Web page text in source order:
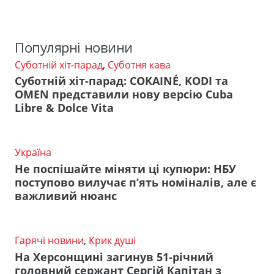
Популярні новини
Суботній хіт-парад, Суботня кава
Суботній хіт-парад: COKAINÉ, KODI та
OMEN представили нову версію Cuba
Libre & Dolce Vita
Україна
Не поспішайте міняти ці купюри: НБУ
поступово вилучає п’ять номіналів, але є
важливий нюанс
Гарячі новини, Крик душі
На Херсонщині загинув 51-річний
головний сержант Сергій Капітан з